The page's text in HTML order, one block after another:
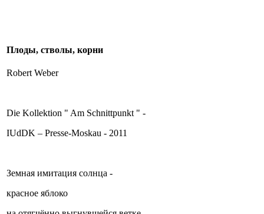
Плоды, стволы, корни
Robert Weber
Die Kollektion " Am Schnittpunkt " -
IUdDK – Presse-Moskau - 2011
Земная имитация солнца -
красное яблоко